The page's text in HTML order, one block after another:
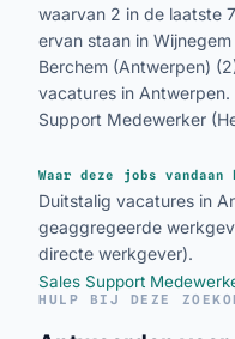
waarvan 2 in de laatste
ervan staan in
Berchem (Antwerpen)
vacatures in
Support Medewerker
Waar deze jobs vandaan
Duitstalig vacatures in
geaggregeerde
directe werkgever).
Sales Support
HULP BIJ DEZE